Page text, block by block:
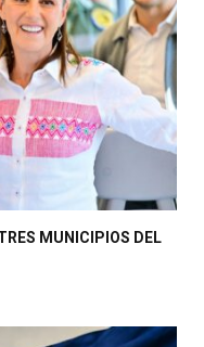
MUNICIPIOS DEL